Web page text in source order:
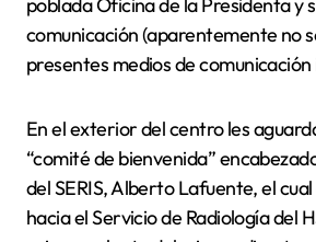
comunicación (aparentemente no
presentes medios de
En el exterior del centro les
“comité de bienvenida”
del SERIS, Alberto Lafuente, el
hacia el Servicio de Radiología del